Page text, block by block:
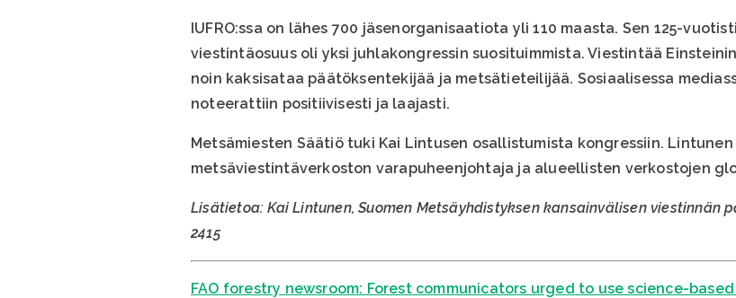
IUFRO:ssa on lähes 700 jäsenorganisaatiota yli 110 maasta. Sen 125-
viestintäosuus oli yksi juhlakongressin suosituimmista. Viestintää
noin kaksisataa päätöksentekijää ja metsätieteilijää. Sosiaalisessa
noteerattiin positiivisesti ja laajasti.
Metsämiesten Säätiö tuki Kai Lintusen osallistumista kongressiin. Lintunen
metsäviestintäverkoston varapuheenjohtaja ja alueellisten verkostojen
Lisätietoa: Kai Lintunen, Suomen Metsäyhdistyksen kansainvälisen viestinnän
2415
FAO forestry newsroom: Forest communicators urged to use science-